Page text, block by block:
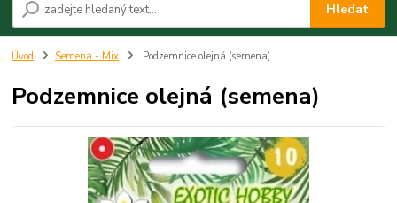
Hledat
Úvod Semena - Mix Podzemnice olejná (semena)
Podzemnice olejná (semena)